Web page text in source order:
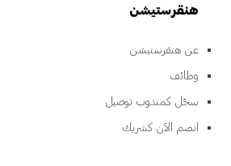
هنقرستيشن
عن هنقرستيشن
وظائف
سجّل كمندوب توصيل
انضم الآن كشريك